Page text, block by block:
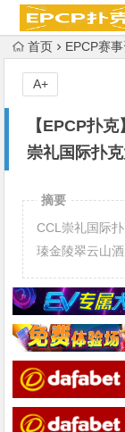
首页 EPCP赛
【EPCP扑
崇礼国际扑
A+
摘要
CCL崇礼国际
瑧金陵翠云山酒